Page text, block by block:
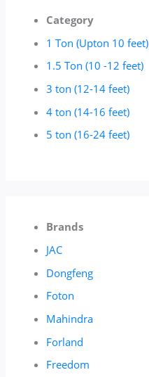
Category
1 Ton (Upton 10 feet)
1.5 Ton (10 -12 feet)
3 ton (12-14 feet)
4 ton (14-16 feet)
5 ton (16-24 feet)
Brands
JAC
Dongfeng
Foton
Mahindra
Forland
Freedom